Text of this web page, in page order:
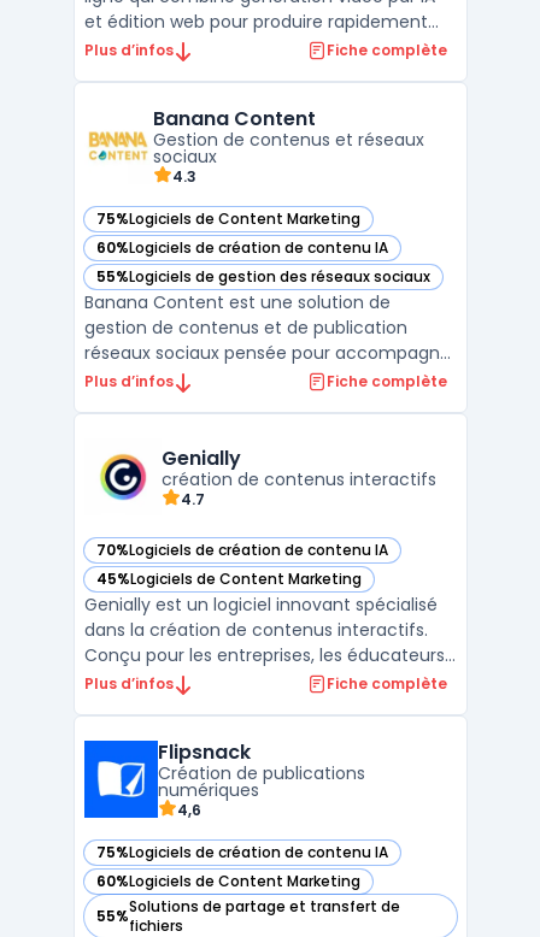
et édition web pour produire rapidement
des contenus marketing, formation ou
prêts à l’emploi et un éditeur vidéo gratuit
accessible de ...
Plus d’infos Fiche complète
Banana Content
Gestion de contenus et réseaux
sociaux
4.3
75%Logiciels de Content Marketing
— voir Banana Content dans cette catégorie
60%Logiciels de création de contenu IA
— voir Banana Content dans cette catégorie
55%Logiciels de gestion des réseaux sociaux
— voir Banana Content dans cette catégorie
Banana Content est une solution de
gestion de contenus et de publication
réseaux sociaux pensée pour accompagner
les entreprises dans leur stratégie digitale.
sein d’une plateforme unique, adaptée
aussi bien aux ...
Plus d’infos Fiche complète
Genially
création de contenus interactifs
4.7
70%Logiciels de création de contenu IA
— voir Genially dans cette catégorie
45%Logiciels de Content Marketing
— voir Genially dans cette catégorie
Genially est un logiciel innovant spécialisé
dans la création de contenus interactifs.
Conçu pour les entreprises, les éducateurs
et les professionnels du marketing, Genially
Plus d’infos Fiche complète
Flipsnack
Création de publications
numériques
4,6
75%Logiciels de création de contenu IA
— voir Flipsnack dans cette catégorie
60%Logiciels de Content Marketing
— voir Flipsnack dans cette catégorie
55%Solutions de partage et transfert de
fichiers
— voir Flipsnack dans cette catégorie